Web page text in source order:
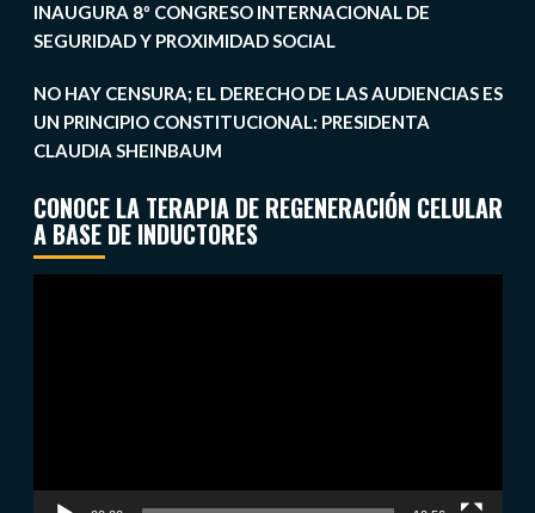
INAUGURA 8º CONGRESO INTERNACIONAL DE
SEGURIDAD Y PROXIMIDAD SOCIAL
NO HAY CENSURA; EL DERECHO DE LAS AUDIENCIAS ES
UN PRINCIPIO CONSTITUCIONAL: PRESIDENTA
CLAUDIA SHEINBAUM
CONOCE LA TERAPIA DE REGENERACIÓN CELULAR
A BASE DE INDUCTORES